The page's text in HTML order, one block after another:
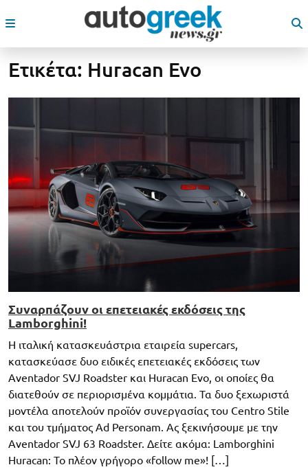
Ετικέτα: Huracan Evo
Συναρπάζουν οι επετειακές εκδόσεις της
Lamborghini!
Η ιταλική κατασκευάστρια εταιρεία supercars,
κατασκεύασε δυο ειδικές επετειακές εκδόσεις των
Aventador SVJ Roadster και Huracan Evo, οι οποίες θα
διατεθούν σε περιορισμένα κομμάτια. Τα δυο ξεχωριστά
μοντέλα αποτελούν προϊόν συνεργασίας του Centro Stile
και του τμήματος Ad Personam. Ας ξεκινήσουμε με την
Aventador SVJ 63 Roadster. Δείτε ακόμα: Lamborghini
Huracan: Το πλέον γρήγορο «follow me»! […]